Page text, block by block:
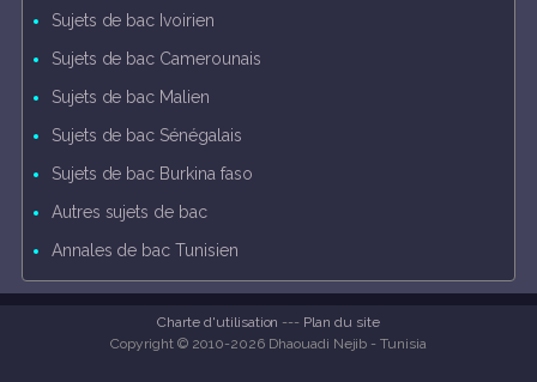
Sujets de bac Ivoirien
Sujets de bac Camerounais
Sujets de bac Malien
Sujets de bac Sénégalais
Sujets de bac Burkina faso
Autres sujets de bac
Annales de bac Tunisien
Charte d'utilisation --- Plan du site
Copyright © 2010-2026 Dhaouadi Nejib - Tunisia